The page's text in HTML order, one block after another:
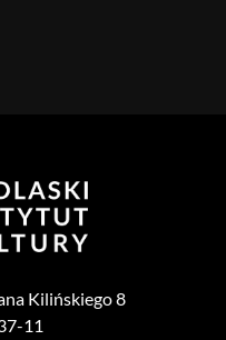
Kilińskiego 8
11